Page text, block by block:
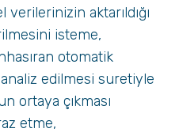
aktarıldığı
isteme,
otomatik
edilmesi suretiyle
ortaya çıkması
etme,